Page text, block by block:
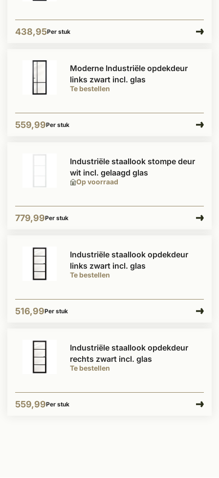
438,95Per stuk
Te bestellen
Moderne Industriële opdekdeur
links zwart incl. glas
559,99Per stuk
Op voorraad
Industriële staallook stompe deur
wit incl. gelaagd glas
779,99Per stuk
Te bestellen
Industriële staallook opdekdeur
links zwart incl. glas
516,99Per stuk
Te bestellen
Industriële staallook opdekdeur
rechts zwart incl. glas
559,99Per stuk